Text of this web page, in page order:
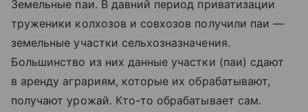
Земельные паи. В давний период приватизации
труженики колхозов и совхозов получили паи —
земельные участки сельхозназначения.
Большинство из них данные участки (паи) сдают
в аренду аграриям, которые их обрабатывают,
получают урожай. Кто-то обрабатывает сам.